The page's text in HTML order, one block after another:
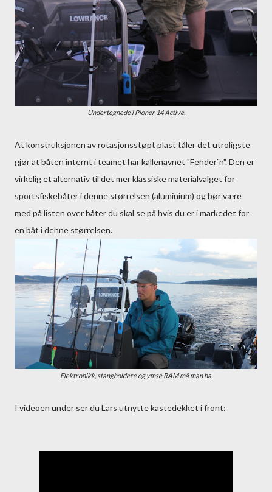
Undertegnede i Pioner 14 Active.
At konstruksjonen av rotasjonsstøpt plast tåler det utroligste
gjør at båten internt i teamet har kallenavnet "Fender`n". Den er
virkelig et alternativ til det mer klassiske materialvalget for
sportsfiskebåter i denne størrelsen (aluminium) og bør være
med på listen over båter du skal se på hvis du er i markedet for
en båt i denne størrelsen.
Elektronikk, stangholdere og ymse RAM må man ha.
I videoen under ser du Lars utnytte kastedekket i front: